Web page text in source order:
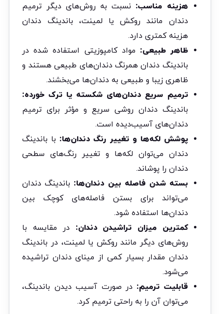
هزینه مناسب: نسبت به روش‌های دیگر ترمیم
دندان مانند روکش یا لمینت، باندینگ دندان
هزینه کمتری دارد.
ظاهر طبیعی: مواد کامپوزیتی استفاده شده در
باندینگ دندان همرنگ دندان‌های طبیعی هستند و
ظاهری زیبا و طبیعی به دندان‌ها می‌بخشند.
ترمیم سریع دندان‌های شکسته یا ترک خورده:
باندینگ دندان روشی سریع و مؤثر برای ترمیم
دندان‌های آسیب‌دیده است.
پوشش لکه‌ها و تغییر رنگ دندان‌ها: با باندینگ
دندان می‌توان لکه‌ها و تغییر رنگ‌های سطحی
دندان را پوشاند.
بسته شدن فاصله بین دندان‌ها: باندینگ دندان
می‌تواند برای بستن فاصله‌های کوچک بین
دندان‌ها استفاده شود.
کمترین میزان تراشیدن دندان: در مقایسه با
روش‌های دیگر مانند روکش یا لمینت، در باندینگ
دندان مقدار بسیار کمی از مینای دندان تراشیده
می‌شود.
قابلیت ترمیم: در صورت آسیب دیدن باندینگ،
می‌توان آن را به راحتی ترمیم کرد.